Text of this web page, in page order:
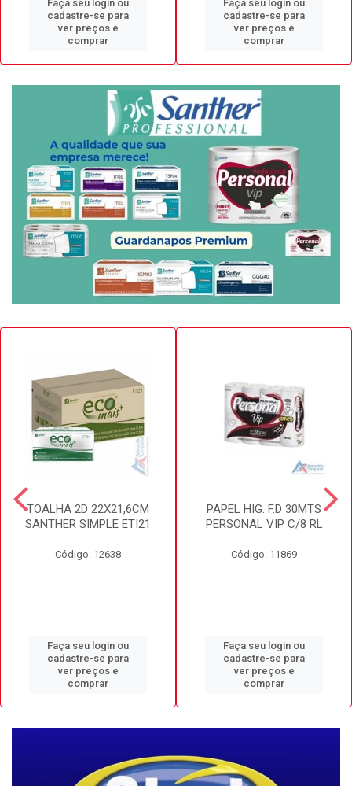
Faça seu login ou
cadastre-se para
ver preços e
comprar
Faça seu login ou
cadastre-se para
ver preços e
comprar
TOALHA 2D 22X21,6CM
SANTHER SIMPLE ETI21
Código: 12638
Faça seu login ou
cadastre-se para
ver preços e
comprar
PAPEL HIG. F.D 30MTS
PERSONAL VIP C/8 RL
Código: 11869
Faça seu login ou
cadastre-se para
ver preços e
comprar